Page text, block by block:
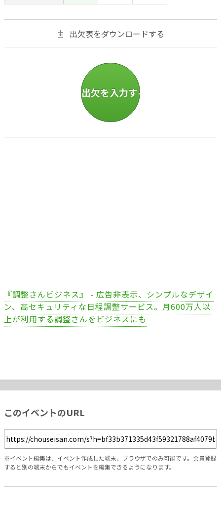
出欠表をダウンロードする
『調整さんビジネス』 - 広告非表示、シンプルなデザイ
ン、高セキュリティな日程調整サービス。月600万人以
上が利用する調整さんをビジネスにも
このイベントのURL
※イベント編集は、イベント作成した端末、ブラウザでのみ可能です。会員登録
すると別の端末からでもイベントを編集できるようになります。